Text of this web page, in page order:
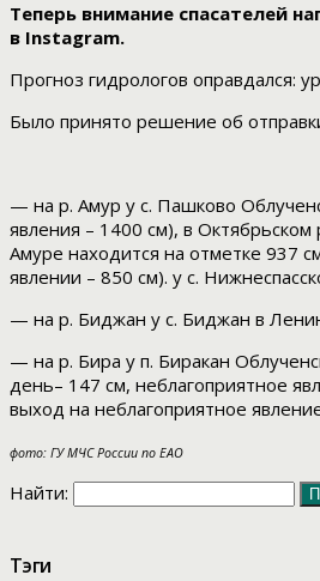
Теперь внимание спасателей
в Instagram.
Прогноз гидрологов оправдался:
Было принято решение об
— на р. Амур у с. Пашково
явления – 1400 см), в
Амуре находится на отметке 937
явлении – 850 см). у с.
— на р. Биджан у с. Биджан в
— на р. Бира у п. Биракан
день– 147 см, неблагоприятное
выход на неблагоприятное
фото: ГУ МЧС России по ЕАО
Найти:
Тэги